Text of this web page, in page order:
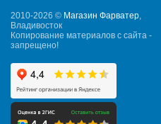
2010-2026 © Магазин Фарватер,
Владивосток
Копирование материалов с сайта -
запрещено!